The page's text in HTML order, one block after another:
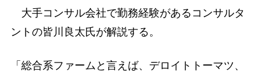
大手コンサル会社で勤務経験があるコンサルタ
ントの皆川良太氏が解説する。
「総合系ファームと言えば、デロイトトーマツ、